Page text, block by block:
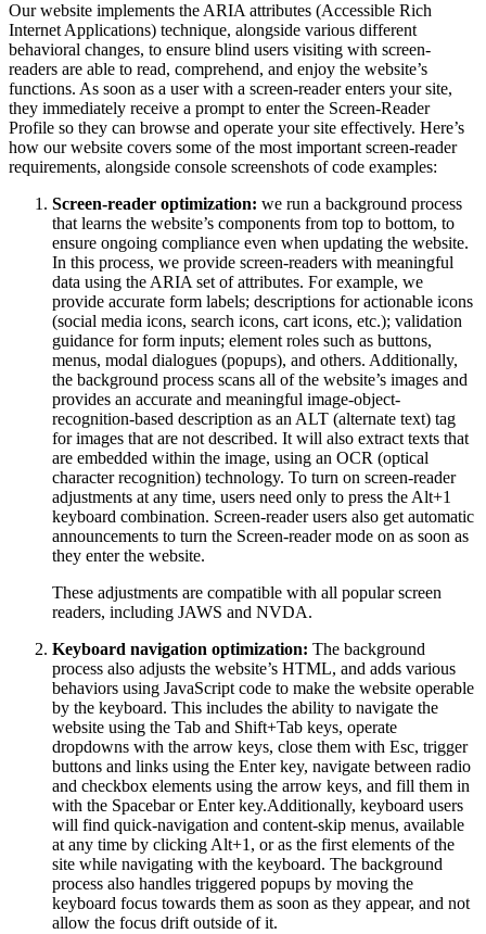
Our website implements the ARIA attributes (Accessible Rich
Internet Applications) technique, alongside various different
behavioral changes, to ensure blind users visiting with screen-
readers are able to read, comprehend, and enjoy the website’s
functions. As soon as a user with a screen-reader enters your site,
they immediately receive a prompt to enter the Screen-Reader
Profile so they can browse and operate your site effectively. Here’s
how our website covers some of the most important screen-reader
requirements, alongside console screenshots of code examples:
Screen-reader optimization: we run a background process
that learns the website’s components from top to bottom, to
ensure ongoing compliance even when updating the website.
In this process, we provide screen-readers with meaningful
data using the ARIA set of attributes. For example, we
provide accurate form labels; descriptions for actionable icons
(social media icons, search icons, cart icons, etc.); validation
guidance for form inputs; element roles such as buttons,
menus, modal dialogues (popups), and others. Additionally,
the background process scans all of the website’s images and
provides an accurate and meaningful image-object-
recognition-based description as an ALT (alternate text) tag
for images that are not described. It will also extract texts that
are embedded within the image, using an OCR (optical
character recognition) technology. To turn on screen-reader
adjustments at any time, users need only to press the Alt+1
keyboard combination. Screen-reader users also get automatic
announcements to turn the Screen-reader mode on as soon as
they enter the website.
These adjustments are compatible with all popular screen
readers, including JAWS and NVDA.
Keyboard navigation optimization: The background
process also adjusts the website’s HTML, and adds various
behaviors using JavaScript code to make the website operable
by the keyboard. This includes the ability to navigate the
website using the Tab and Shift+Tab keys, operate
dropdowns with the arrow keys, close them with Esc, trigger
buttons and links using the Enter key, navigate between radio
and checkbox elements using the arrow keys, and fill them in
with the Spacebar or Enter key.Additionally, keyboard users
will find quick-navigation and content-skip menus, available
at any time by clicking Alt+1, or as the first elements of the
site while navigating with the keyboard. The background
process also handles triggered popups by moving the
keyboard focus towards them as soon as they appear, and not
allow the focus drift outside of it.